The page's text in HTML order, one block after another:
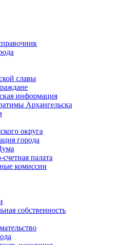
славы
информация
Архангельска
округа
города
палата
комиссии
собственность